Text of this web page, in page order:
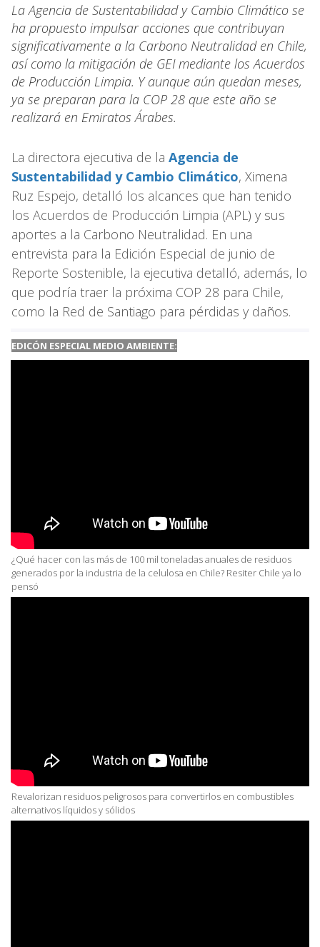
La Agencia de Sustentabilidad y Cambio Climático se
ha propuesto impulsar acciones que contribuyan
significativamente a la Carbono Neutralidad en Chile,
así como la mitigación de GEI mediante los Acuerdos
de Producción Limpia. Y aunque aún quedan meses,
ya se preparan para la COP 28 que este año se
realizará en Emiratos Árabes.
La directora ejecutiva de la Agencia de
Sustentabilidad y Cambio Climático, Ximena
Ruz Espejo, detalló los alcances que han tenido
los Acuerdos de Producción Limpia (APL) y sus
aportes a la Carbono Neutralidad. En una
entrevista para la Edición Especial de junio de
Reporte Sostenible, la ejecutiva detalló, además, lo
que podría traer la próxima COP 28 para Chile,
como la Red de Santiago para pérdidas y daños.
EDICÓN ESPECIAL MEDIO AMBIENTE:
¿Qué hacer con las más de 100 mil toneladas anuales de residuos
generados por la industria de la celulosa en Chile? Resiter Chile ya lo
pensó
Revalorizan residuos peligrosos para convertirlos en combustibles
alternativos líquidos y sólidos